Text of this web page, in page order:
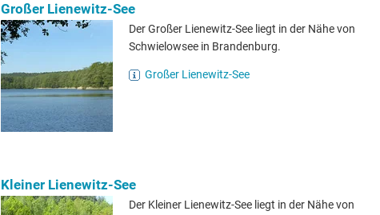
Großer Lienewitz-See
Der Großer Lienewitz-See liegt in der Nähe von
Schwielowsee in Brandenburg.
Großer Lienewitz-See
Kleiner Lienewitz-See
Der Kleiner Lienewitz-See liegt in der Nähe von